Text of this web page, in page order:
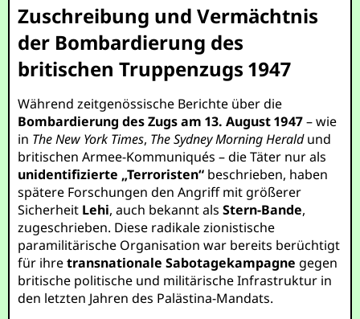
Zuschreibung und Vermächtnis
der Bombardierung des
britischen Truppenzugs 1947
Während zeitgenössische Berichte über die
Bombardierung des Zugs am 13. August 1947– wie
in The New York Times, The Sydney Morning Heraldund
britischen Armee-Kommuniqués – die Täter nur als
unidentifizierte „Terroristen“ beschrieben, haben
spätere Forschungen den Angriff mit größerer
Sicherheit Lehi, auch bekannt alsStern-Bande,
zugeschrieben. Diese radikale zionistische
paramilitärische Organisation war bereits berüchtigt
für ihretransnationale Sabotagekampagne gegen
britische politische und militärische Infrastruktur in
den letzten Jahren des Palästina-Mandats.